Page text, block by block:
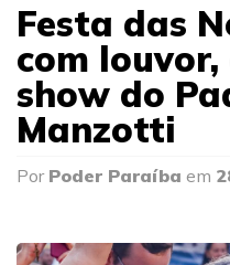
Festa das
com
show do
Manzotti
Por Poder Paraíba em